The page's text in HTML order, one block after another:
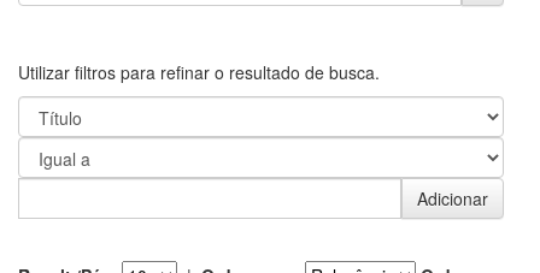
Utilizar filtros para refinar o resultado de busca.